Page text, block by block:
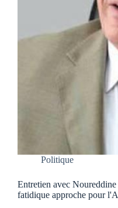
Politique
Entretien avec
fatidique approche pour